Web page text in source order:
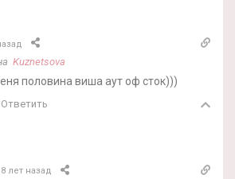
Kuznetsova
половина виша аут оф сток)))
Ответить
8 лет назад